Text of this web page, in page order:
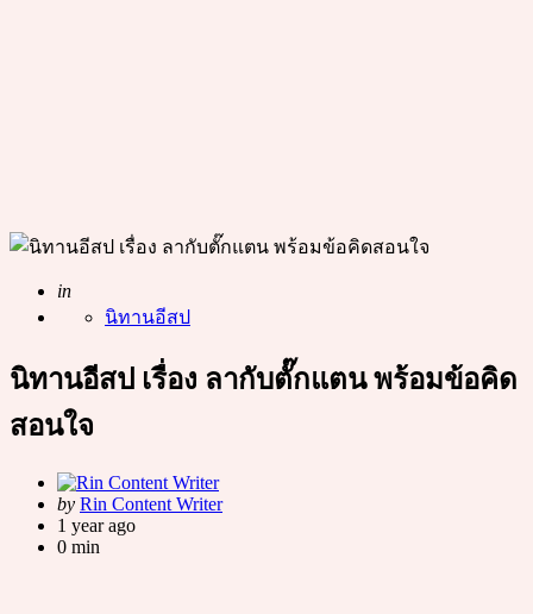
Posted
in
นิทานอีสป
นิทานอีสป เรื่อง ลากับตั๊กแตน พร้อมข้อคิด
สอนใจ
Posted
by
by Rin Content Writer
1 year ago
0 min